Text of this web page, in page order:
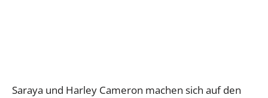
Saraya und Harley Cameron machen sich auf den